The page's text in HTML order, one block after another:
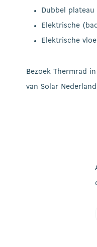
Dubbel
Elektrische
Elektrische
Bezoek Thermrad in
van Solar